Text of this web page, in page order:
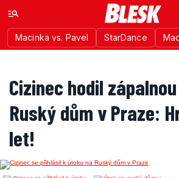
Macinka vs. Pavel StarDance
Cizinec hodil
Ruský dům v Praze:
let!